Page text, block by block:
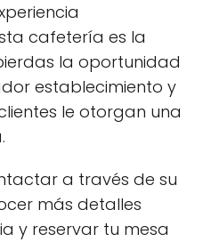
cafetería es la
la oportunidad
establecimiento y
le otorgan una
a través de su
más detalles
y reservar tu mesa